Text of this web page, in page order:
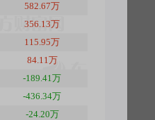
582.67万
356.13万
115.95万
84.11万
-189.41万
-436.34万
-24.20万